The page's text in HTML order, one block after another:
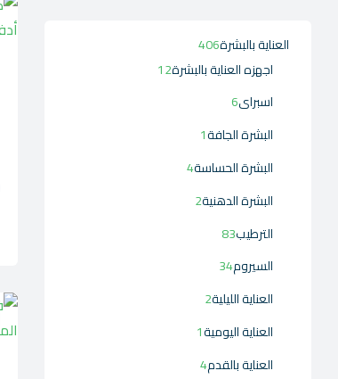
العناية بالبشرة406
اجهزه العناية بالبشرة12
اسبراى6
البشرة الجافة1
البشرة الحساسة4
البشرة الدهنية2
الترطيب83
السيروم34
العناية الليلية2
العناية اليومية1
العناية بالقدم4